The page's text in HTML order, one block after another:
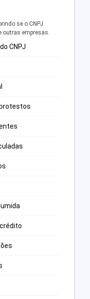
se o CNPJ
outras empresas.
CNPJ